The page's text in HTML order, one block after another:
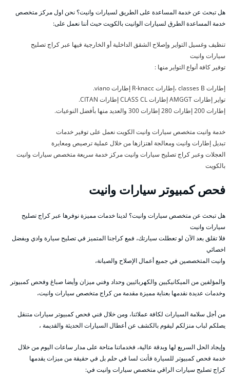
هل تبحث عن خدمة المساعدة على الطريق لسيارات وانيت؟ نحن اول مركز متخصص
خدمة المساعدة الطرق لسيارات الوانيت بالكويت حيث أننا نعمل على:
تنظيف وغسيل التواير وإصلاح الشقق الداخلية أو الخارجية فيها عبر كراج تصليح
سيارات وانيت
توفير كافة أنواع التواير منها :
إطارات classes B ،إطارات R-knacc إطارات viano.
تواير إطارات AMGGT إطارات CLASS CL إطارات CITAN.
إطارات 200 إطارات 280 إطارات 300 والعديد منها بأفضل النوعيات.
خدمة وانيت متخصص سيارات وانيت الكويت نعمل على توفير خدمات
تبديل إطارات وانيت ومعالجة اهتزازها من خلال عملية ترصيص ومعايرة
العجلات وعبر كراج تصليح سيارات وانيت مركز خدمة سريعة متخصص سيارات وانيت
بالكويت
فحص كمبيوتر سيارات وانيت
هل تبحث عن متخصص سيارات وانيت؟ لدينا خدمات مميزة نوفرها عبر كراج تصليح
سيارات وانيت
فلا تقلق بعد الآن لو تعطلت سيارتك، فمع كراجنا المتميز في تصليح سيارة وادي وبفضل
اخصائي
وانيت المتخصصين في جميع أعمال الإصلاح والصيانة،
والمؤلفين من الميكانيكيين والكهربائيين وحداد وفني ميزان وأيضا صباغ وفحص كمبيوتر
وخدمات عديدة نقدمها بعناية مميزة مقدمة من كراج متخصص سيارات وانيت،
من أجل سلامة السيارات لكافة عملائنا، ومن خلال فني فحص كمبيوتر سيارات متنقل
يصلكم لباب منزلكم ليقوم بالكشف عن أعطال السيارات الحديثة والقديمة ،
وإيجاد الحل السريع لها وبدقة عالية، فخدماتنا متاحة على مدار ساعات اليوم من خلال
خدمة فحص كمبيوتر للسيارة فأنت لسا في حلم بل في حقيقة من ميزات يقدمها
كراج تصليح سيارات الراقي متخصص سيارات وانيت في: